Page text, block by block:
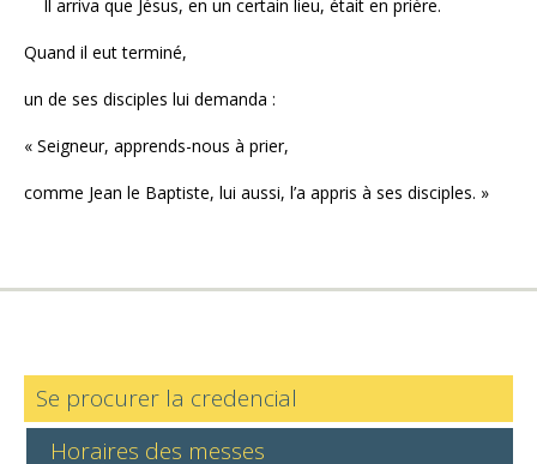
Il arriva que Jésus, en un certain lieu, était en prière.
Quand il eut terminé,
un de ses disciples lui demanda :
« Seigneur, apprends-nous à prier,
comme Jean le Baptiste, lui aussi, l’a appris à ses disciples. »
Se procurer la credencial
Horaires des messes